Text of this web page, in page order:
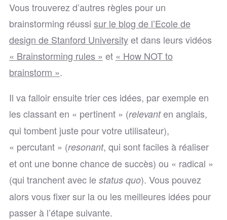
Vous trouverez d’autres règles pour un
brainstorming réussi sur le blog de l’Ecole de
design de Stanford Universityet dans leurs vidéos
« Brainstorming rules » et « How NOT to
brainstorm ».
Il va falloir ensuite trier ces idées, par exemple en
les classant en « pertinent » (relevanten anglais,
qui tombent juste pour votre utilisateur),
« percutant » (resonant, qui sont faciles à réaliser
et ont une bonne chance de succès) ou « radical »
(qui tranchent avec lestatus quo). Vous pouvez
alors vous fixer sur la ou les meilleures idées pour
passer à l’étape suivante.